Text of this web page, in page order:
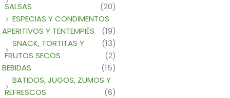
SALSAS
(20)
ESPECIAS Y CONDIMENTOS
(19)
APERITIVOS Y TENTEMPIÉS
(13)
SNACK, TORTITAS Y
FRUTOS SECOS
(2)
BEBIDAS
(15)
BATIDOS, JUGOS, ZUMOS Y
REFRESCOS
(6)